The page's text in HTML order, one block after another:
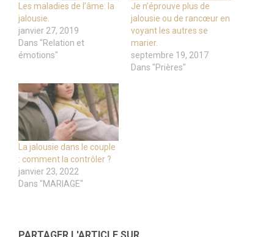
Les maladies de l’âme: la
jalousie.
janvier 27, 2019
Dans "Relation et
émotions"
Je n’éprouve plus de
jalousie ou de rancœur en
voyant les autres se
marier.
septembre 19, 2017
Dans "Prières"
La jalousie dans le couple
: comment la contrôler ?
janvier 23, 2022
Dans "MARIAGE"
PARTAGER L'ARTICLE SUR